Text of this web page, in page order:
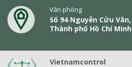
Văn phòng
Số 94 Nguyễn Cửu
Thành phố Hồ Chí Minh
Vietnamcontrol